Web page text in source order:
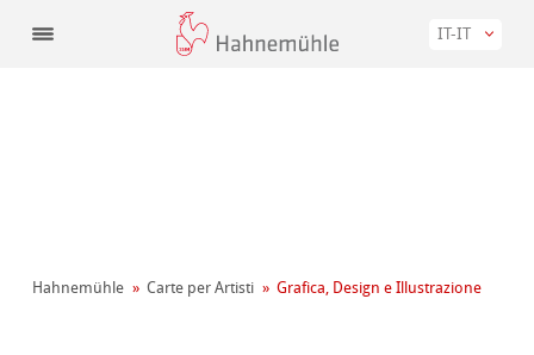
IT-IT
Hahnemühle Carte per Artisti Grafica, Design e Illustrazione